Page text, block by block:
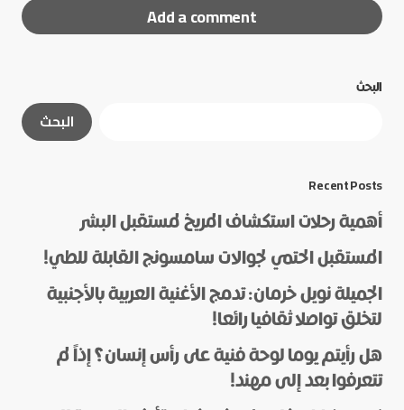
Add a comment
الحقول الإلزامية
Name
*
البحث
البحث
Recent Posts
أهمية رحلات استكشاف المريخ لمستقبل البشر
المستقبل الحتمي لجوالات سامسونج القابلة للطي!
الجميلة نويل خرمان: تدمج الأغنية العربية بالأجنبية
لتخلق تواصلا ثقافيا رائعا!
هل رأيتم يوما لوحة فنية على رأس إنسان؟ إذاً لم
تتعرفوا بعد إلى مهند!